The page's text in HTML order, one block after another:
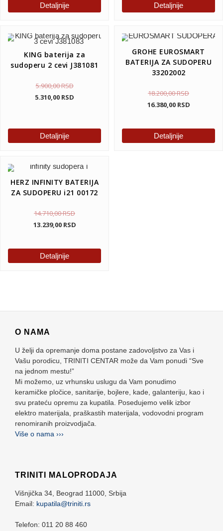
Detaljnije Detaljnije
KING baterija za
sudoperu 2 cevi J381081
5.900,00RSD
5.310,00 RSD
Detaljnije
GROHE EUROSMART
BATERIJA ZA SUDOPERU
33202002
18.200,00RSD
16.380,00 RSD
Detaljnije
HERZ INFINITY BATERIJA
ZA SUDOPERU i21 00172
14.710,00RSD
13.239,00 RSD
Detaljnije
O NAMA
U želji da opremanje doma postane zadovoljstvo za Vas i
Vašu porodicu, TRINITI CENTAR može da Vam ponudi “Sve
na jednom mestu!”
Mi možemo, uz vrhunsku uslugu da Vam ponudimo
keramičke pločice, sanitarije, bojlere, kade, galanteriju, kao i
svu prateću opremu za kupatila. Posedujemo velik izbor
elektro materijala, praškastih materijala, vodovodni program
renomiranih proizvodjača.
Više o nama ›››
TRINITI MALOPRODAJA
Višnjička 34, Beograd 11000, Srbija
Email: kupatila@triniti.rs
Telefon: 011 20 88 460